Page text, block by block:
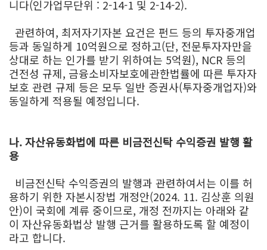
니다(인가업무단위 : 2-14-1 및 2-14-2).
관련하여, 최저자기자본 요건은 펀드 등의 투자중개업
등과 동일하게 10억원으로 정하고(단, 전문투자자만을
상대로 하는 인가를 받기 위하여는 5억원), NCR 등의
건전성 규제, 금융소비자보호에관한법률에 따른 투자자
보호 관련 규제 등은 모두 일반 증권사(투자중개업자)와
동일하게 적용될 예정입니다.
나. 자산유동화법에 따른 비금전신탁 수익증권 발행 활
용
비금전신탁 수익증권의 발행과 관련하여서는 이를 허
용하기 위한 자본시장법 개정안(2024. 11. 김상훈 의원
안)이 국회에 계류 중이므로, 개정 전까지는 아래와 같
이 자산유동화법상 발행 근거를 활용하도록 할 예정이
라고 합니다.